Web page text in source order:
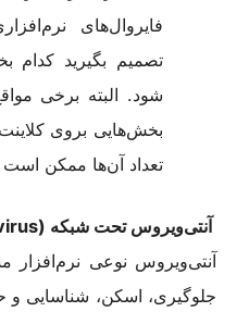
فایروال‌های
تصمیم بگیرید کدام
شود. البته برخی
بخش‌هایی بروی
تعداد آن‌ها ممکن
آنتی‌ویروس تحت شبکه (
آنتی‌ویروس نوعی نرم‌افزار
جلوگیری، اسکن، شناسایی و